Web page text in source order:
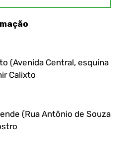
(Avenida Central, esquina
Calixto
(Rua Antônio de Souza